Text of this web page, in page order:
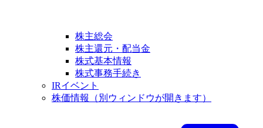
株主総会
株主還元・配当金
株式基本情報
株式事務手続き
IRイベント
株価情報
（別ウィンドウが開きます）